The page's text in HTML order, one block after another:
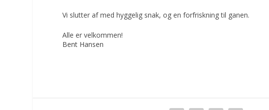
Vi slutter af med hyggelig snak, og en forfriskning til ganen.
Alle er velkommen!
Bent Hansen